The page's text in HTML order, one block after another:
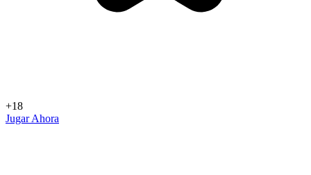
+18
Jugar Ahora